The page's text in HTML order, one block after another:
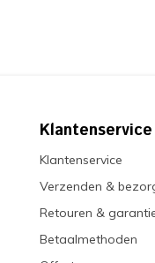
Klantenservice
Klantenservice
Verzenden &
Retouren &
Betaalmethoden